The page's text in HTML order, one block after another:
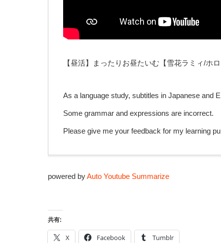
【昼活】まったりお昼たいむ【雪花ラミィ/ホ
As a language study, subtitles in Japanese and
Some grammar and expressions are incorrect.
Please give me your feedback for my learning
powered byAuto Youtube Summarize
共有:
X Facebook Tumblr